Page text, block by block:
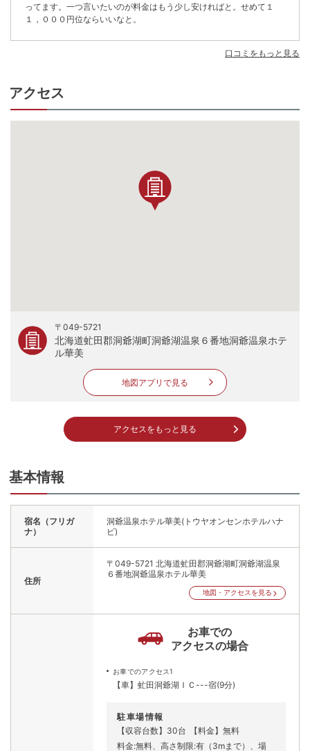
ってます。一つ言いたいのが料金はもう少し安ければと。せめて１
１，０００円位ならいいなと。
口コミをもっと見る
アクセス
〒049-5721
北海道虻田郡洞爺湖町洞爺湖温泉６番地洞爺温泉ホテ
ル華美
地図アプリで見る
アクセスをもっと見る
基本情報
宿名（フリガ
ナ）
洞爺温泉ホテル華美(トウヤオンセンホテルハナ
ビ)
住所
〒049-5721 北海道虻田郡洞爺湖町洞爺湖温泉
６番地洞爺温泉ホテル華美
地図・アクセスを見る
お車での
アクセスの場合
お車でのアクセス1
【車】虻田洞爺湖ＩＣ---宿(9分)
駐車場情報
【収容台数】30台
【料金】無料
料金:無料、高さ制限:有（3mまで）、場